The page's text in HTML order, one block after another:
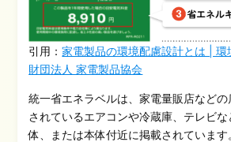
引用：家電製品の環境配慮設計とは | 環
財団法人 家電製品協会
統一省エネラベルは、家電量販店など
されているエアコンや冷蔵庫、テレビ
体、または本体付近に掲載されていま